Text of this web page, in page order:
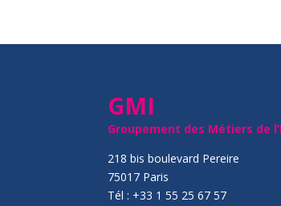
GMI
Groupement des Métiers de
218 bis boulevard Pereire
75017 Paris
Tél : +33 1 55 25 67 57